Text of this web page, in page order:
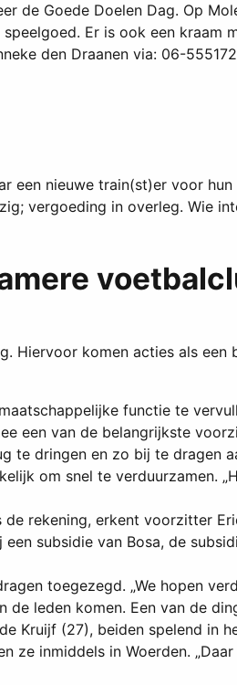
de Goede Doelen Dag. Op
Er is ook een kraam
den Draanen via: 06-
een nieuwe train(st)er voor
vergoeding in overleg. Wie
Hiervoor komen acties als
functie te
een van de belangrijkste
dringen en zo bij te dragen
om snel te verduurzamen.
rekening, erkent voorzitter
subsidie van Bosa, de
toegezegd. „We hopen
leden komen. Een van de
Kruijf (27), beiden spelend in
ze inmiddels in Woerden.